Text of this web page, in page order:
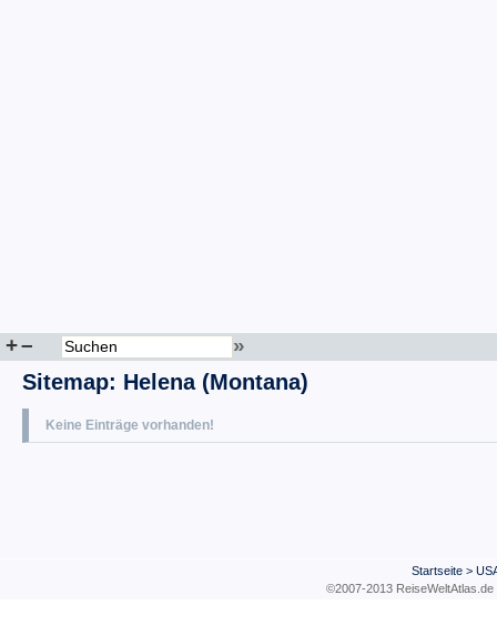
+– »
Sitemap: Helena (Montana)
Keine Einträge vorhanden!
Startseite >
©2007-2013